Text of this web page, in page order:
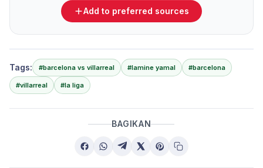
Add to preferred sources
Tags: #barcelona vs villarreal #lamine yamal #barcelona
#villarreal #la liga
BAGIKAN